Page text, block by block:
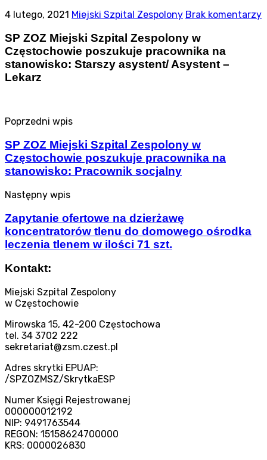
4 lutego, 2021 Miejski Szpital Zespolony Brak komentarzy
SP ZOZ Miejski Szpital Zespolony w
Częstochowie poszukuje pracownika na
stanowisko: Starszy asystent/ Asystent –
Lekarz
Poprzedni wpis
SP ZOZ Miejski Szpital Zespolony w
Częstochowie poszukuje pracownika na
stanowisko: Pracownik socjalny
Następny wpis
Zapytanie ofertowe na dzierżawę
koncentratorów tlenu do domowego ośrodka
leczenia tlenem w ilości 71 szt.
Kontakt:
Miejski Szpital Zespolony
w Częstochowie
Mirowska 15, 42-200 Częstochowa
tel. 34 3702 222
sekretariat@zsm.czest.pl
Adres skrytki EPUAP:
/SPZOZMSZ/SkrytkaESP
Numer Księgi Rejestrowanej
000000012192
NIP: 9491763544
REGON: 15158624700000
KRS: 0000026830